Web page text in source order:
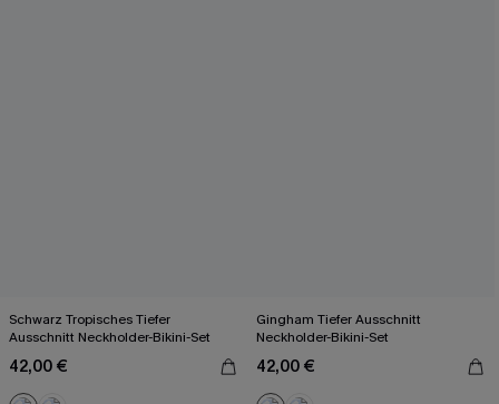
Schwarz Tropisches Tiefer
Ausschnitt Neckholder-Bikini-Set
42,00 €
Gingham Tiefer Ausschnitt
Neckholder-Bikini-Set
42,00 €